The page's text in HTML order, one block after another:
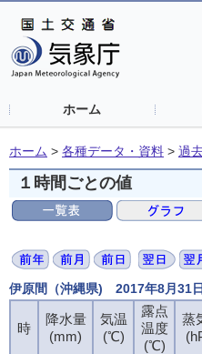
ホーム
ホーム > 各種データ・資料 > 過
１時間ごとの値
伊原間（沖縄県) 2017年8月31日
時
降水量
(mm)
気温
(℃)
露点
温度
(℃)
蒸